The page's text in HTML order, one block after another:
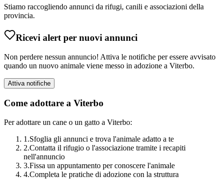
Stiamo raccogliendo annunci da rifugi, canili e associazioni della
provincia.
Ricevi alert per nuovi annunci
Non perdere nessun annuncio! Attiva le notifiche per essere avvisato
quando un nuovo animale viene messo in adozione a Viterbo.
Attiva notifiche
Come adottare a Viterbo
Per adottare un cane o un gatto a Viterbo:
1.Sfoglia gli annunci e trova l'animale adatto a te
2.Contatta il rifugio o l'associazione tramite i recapiti
nell'annuncio
3.Fissa un appuntamento per conoscere l'animale
4.Completa le pratiche di adozione con la struttura